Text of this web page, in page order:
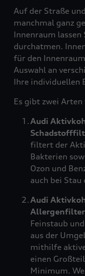
Auf der Straße
manchmal ganz
Innenraum
durchatmen.
für den
Auswahl an
Ihre individuellen
Es gibt zwei
Audi
filtert der
Bakterien
Ozon und
auch bei
Audi
Feinstaub
aus der
mithilfe
einen
Minimum.